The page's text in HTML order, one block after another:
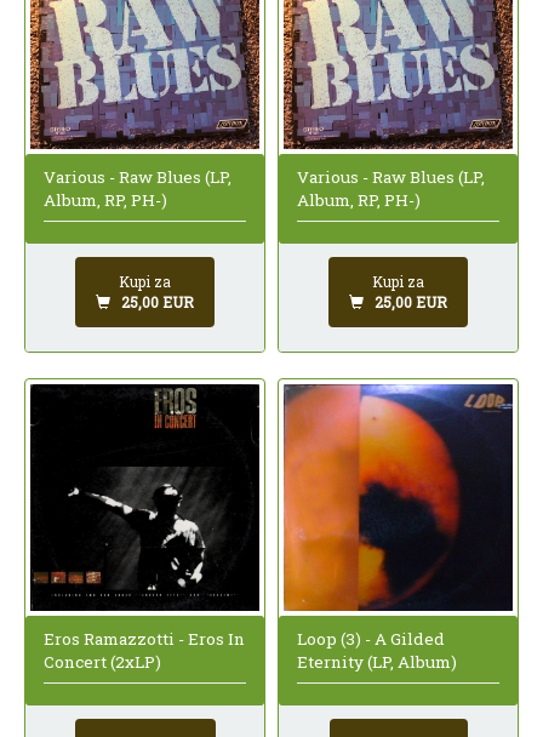
Various - Raw Blues (LP,
Album, RP, PH-)
Kupi za
25,00 EUR
Various - Raw Blues (LP,
Album, RP, PH-)
Kupi za
25,00 EUR
Eros Ramazzotti - Eros In
Concert (2xLP)
Loop (3) - A Gilded
Eternity (LP, Album)